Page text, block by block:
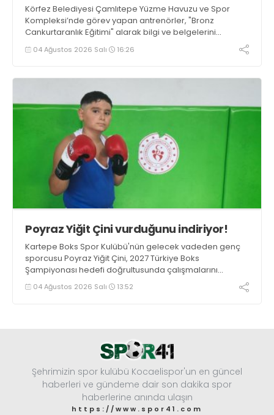
Körfez Belediyesi Çamlıtepe Yüzme Havuzu ve Spor
Kompleksi’nde görev yapan antrenörler, "Bronz
Cankurtaranlık Eğitimi" alarak bilgi ve belgelerini
tazelediler.
04 Ağustos 2026 Salı 16:26
Poyraz Yiğit Çini vurduğunu indiriyor!
Kartepe Boks Spor Kulübü'nün gelecek vadeden genç
sporcusu Poyraz Yiğit Çini, 2027 Türkiye Boks
Şampiyonası hedefi doğrultusunda çalışmalarını
aralıksız sürdürüyor.
04 Ağustos 2026 Salı 13:52
Şehrimizin spor kulübü Kocaelispor'un en güncel
haberleri ve gündeme dair son dakika spor
haberlerine anında ulaşın
https://www.spor41.com